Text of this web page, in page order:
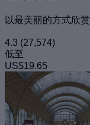
以最美丽的方式欣
4.3 (27,574)
低至
US$19.65